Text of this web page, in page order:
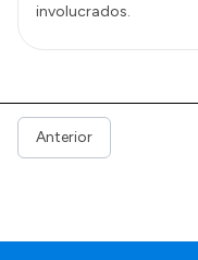
involucrados.
Anterior